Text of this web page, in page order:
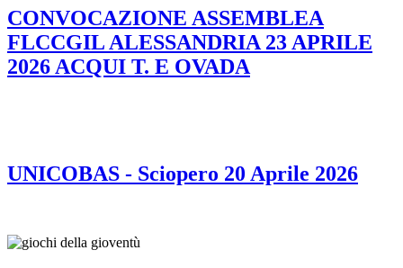
CONVOCAZIONE ASSEMBLEA
FLCCGIL ALESSANDRIA 23 APRILE
2026 ACQUI T. E OVADA
UNICOBAS - Sciopero 20 Aprile 2026